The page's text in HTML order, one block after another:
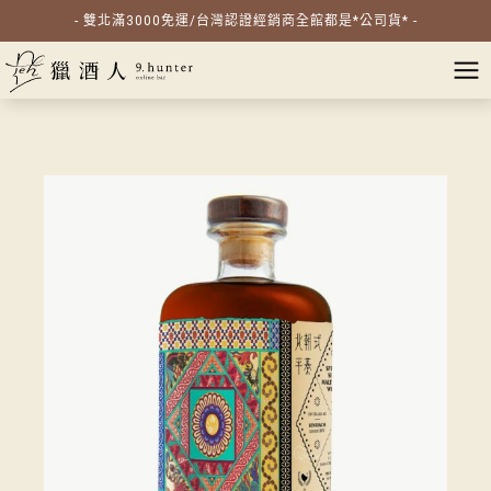
- 雙北滿3000免運/台灣認證經銷商全館都是*公司貨* -